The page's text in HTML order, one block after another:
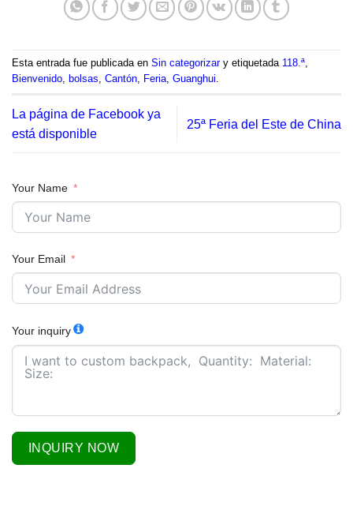
Esta entrada fue publicada en Sin categorizary etiquetada 118.ª,
Bienvenido, bolsas, Cantón, Feria, Guanghui.
La página de Facebook ya
está disponible
25ª Feria del Este de China
Your Name
Your Email
Your inquiry
INQUIRY NOW